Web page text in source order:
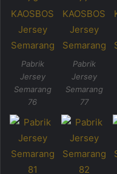
Pabrik
Jersey
Semarang
76
Pabrik
Jersey
Semarang
77